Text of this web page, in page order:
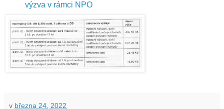
výzva v rámci NPO
v března 24, 2022